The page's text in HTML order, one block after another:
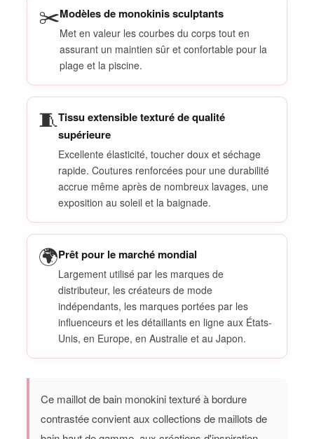
✂️Modèles de monokinis sculptants
Met en valeur les courbes du corps tout en
assurant un maintien sûr et confortable pour la
plage et la piscine.
🧵Tissu extensible texturé de qualité
supérieure
Excellente élasticité, toucher doux et séchage
rapide. Coutures renforcées pour une durabilité
accrue même après de nombreux lavages, une
exposition au soleil et la baignade.
🌍Prêt pour le marché mondial
Largement utilisé par les marques de
distributeur, les créateurs de mode
indépendants, les marques portées par les
influenceurs et les détaillants en ligne aux États-
Unis, en Europe, en Australie et au Japon.
Ce maillot de bain monokini texturé à bordure
contrastée convient aux collections de maillots de